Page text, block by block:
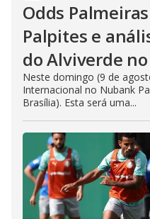
Odds
Palpites e
do Alviverde
Neste domingo (9 de
Internacional no Nubank
Brasília). Esta será uma...